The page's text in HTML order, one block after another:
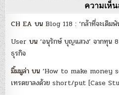
ความเห็
CH EA บนBlog 118 : ‘กล้าที่จะเดิมพั
User บน‘อนุรักษ์ บุญแสวง’ จากทุน
ธุรกิจ
มิ้มมูล่า บน‘How to make money
เทรดขาลงด้วย short/put [Case